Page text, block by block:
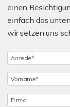
einen
einfach das
wir setzen uns